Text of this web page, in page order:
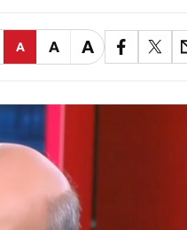
Α Α Α